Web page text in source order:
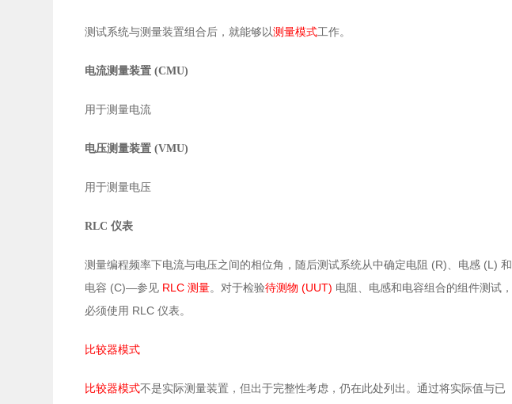
测试系统与测量装置组合后，就能够以测量模式工作。
电流测量装置 (CMU)
用于测量电流
电压测量装置 (VMU)
用于测量电压
RLC 仪表
测量编程频率下电流与电压之间的相位角，随后测试系统从中确定电阻 (R) 、电感 (L)和
电容 (C)—参见 RLC测量。对于检验待测物 (UUT) 电阻、电感和电容组合的组件测试，
必须使用 RLC仪表。
比较器模式
比较器模式不是实际测量装置，但出于完整性考虑，仍在此处列出。通过将实际值与已